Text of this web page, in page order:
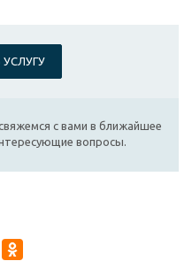
УСЛУГУ
с вами в ближайшее
вопросы.